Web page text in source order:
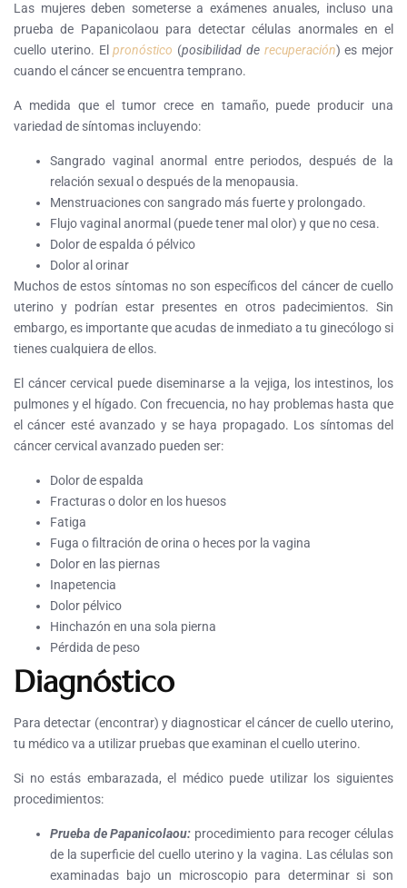
Las mujeres deben someterse a exámenes anuales, incluso una
prueba de Papanicolaou para detectar células anormales en el
cuello uterino. Elpronóstico (posibilidad de recuperación) es mejor
cuando el cáncer se encuentra temprano.
A medida que el tumor crece en tamaño, puede producir una
variedad de síntomas incluyendo:
Sangrado vaginal anormal entre periodos, después de la
relación sexual o después de la menopausia.
Menstruaciones con sangrado más fuerte y prolongado.
Flujo vaginal anormal (puede tener mal olor) y que no cesa.
Dolor de espalda ó pélvico
Dolor al orinar
Muchos de estos síntomas no son específicos del cáncer de cuello
uterino y podrían estar presentes en otros padecimientos. Sin
embargo, es importante que acudas de inmediato a tu ginecólogo si
tienes cualquiera de ellos.
El cáncer cervical puede diseminarse a la vejiga, los intestinos, los
pulmones y el hígado. Con frecuencia, no hay problemas hasta que
el cáncer esté avanzado y se haya propagado. Los síntomas del
cáncer cervical avanzado pueden ser:
Dolor de espalda
Fracturas o dolor en los huesos
Fatiga
Fuga o filtración de orina o heces por la vagina
Dolor en las piernas
Inapetencia
Dolor pélvico
Hinchazón en una sola pierna
Pérdida de peso
Diagnóstico
Para detectar (encontrar) y diagnosticar el cáncer de cuello uterino,
tu médico va a utilizar pruebas que examinan el cuello uterino.
Si no estás embarazada, el médico puede utilizar los siguientes
procedimientos:
Prueba de Papanicolaou: procedimiento para recoger células
de la superficie del cuello uterino y la vagina. Las células son
examinadas bajo un microscopio para determinar si son